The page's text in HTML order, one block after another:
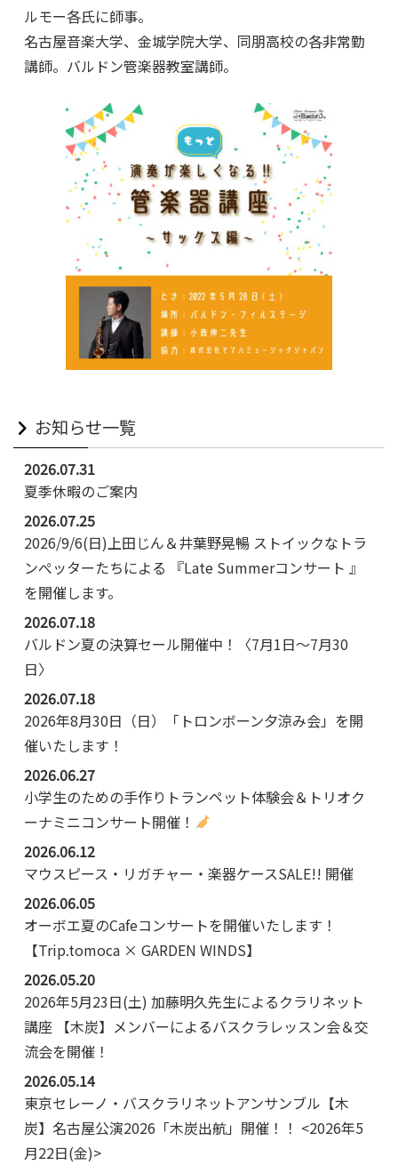
ルモー各氏に師事。
名古屋音楽大学、金城学院大学、同朋高校の各非常勤
講師。バルドン管楽器教室講師。
お知らせ一覧
2026.07.31
夏季休暇のご案内
2026.07.25
2026/9/6(日)上田じん＆井葉野晃暢 ストイックなトラ
ンぺッターたちによる 『Late Summerコンサート 』
を開催します。
2026.07.18
バルドン夏の決算セール開催中！〈7月1日～7月30
日〉
2026.07.18
2026年8月30日（日）「トロンボーン夕涼み会」を開
催いたします！
2026.06.27
小学生のための手作りトランペット体験会＆トリオク
ーナミニコンサート開催！
2026.06.12
マウスピース・リガチャー・楽器ケースSALE!! 開催
2026.06.05
オーボエ夏のCafeコンサートを開催いたします！
【Trip.tomoca × GARDEN WINDS】
2026.05.20
2026年5月23日(土) 加藤明久先生によるクラリネット
講座 【木炭】メンバーによるバスクラレッスン会＆交
流会を開催！
2026.05.14
東京セレーノ・バスクラリネットアンサンブル【木
炭】名古屋公演2026「木炭出航」開催！！ <2026年5
月22日(金)>